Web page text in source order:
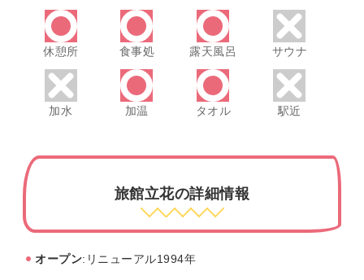
休憩所 食事処 露天風呂 サウナ
加水 加温 タオル 駅近
旅館立花の詳細情報
オープン:リニューアル1994年